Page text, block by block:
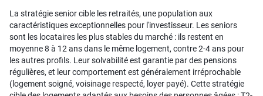
La stratégie senior cible les retraités, une population aux
caractéristiques exceptionnelles pour l'investisseur. Les seniors
sont les locataires les plus stables du marché : ils restent en
moyenne 8 à 12 ans dans le même logement, contre 2-4 ans pour
les autres profils. Leur solvabilité est garantie par des pensions
régulières, et leur comportement est généralement irréprochable
(logement soigné, voisinage respecté, loyer payé). Cette stratégie